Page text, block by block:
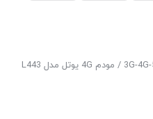
/ مودم 4G یوتل مدل L443